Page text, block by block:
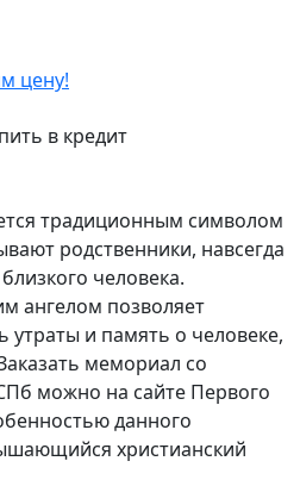
цену!
в кредит
традиционным символом
родственники, навсегда
человека.
ангелом позволяет
утраты и память о человеке,
мемориал со
можно на сайте Первого
данного
христианский